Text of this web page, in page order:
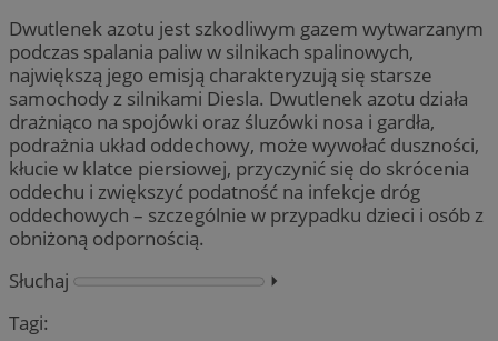
Dwutlenek azotu jest szkodliwym gazem wytwarzanym
podczas spalania paliw w silnikach spalinowych,
największą jego emisją charakteryzują się starsze
samochody z silnikami Diesla. Dwutlenek azotu działa
drażniąco na spojówki oraz śluzówki nosa i gardła,
podrażnia układ oddechowy, może wywołać duszności,
kłucie w klatce piersiowej, przyczynić się do skrócenia
oddechu i zwiększyć podatność na infekcje dróg
oddechowych – szczególnie w przypadku dzieci i osób z
obniżoną odpornością.
Słuchaj
⏵︎
Tagi: